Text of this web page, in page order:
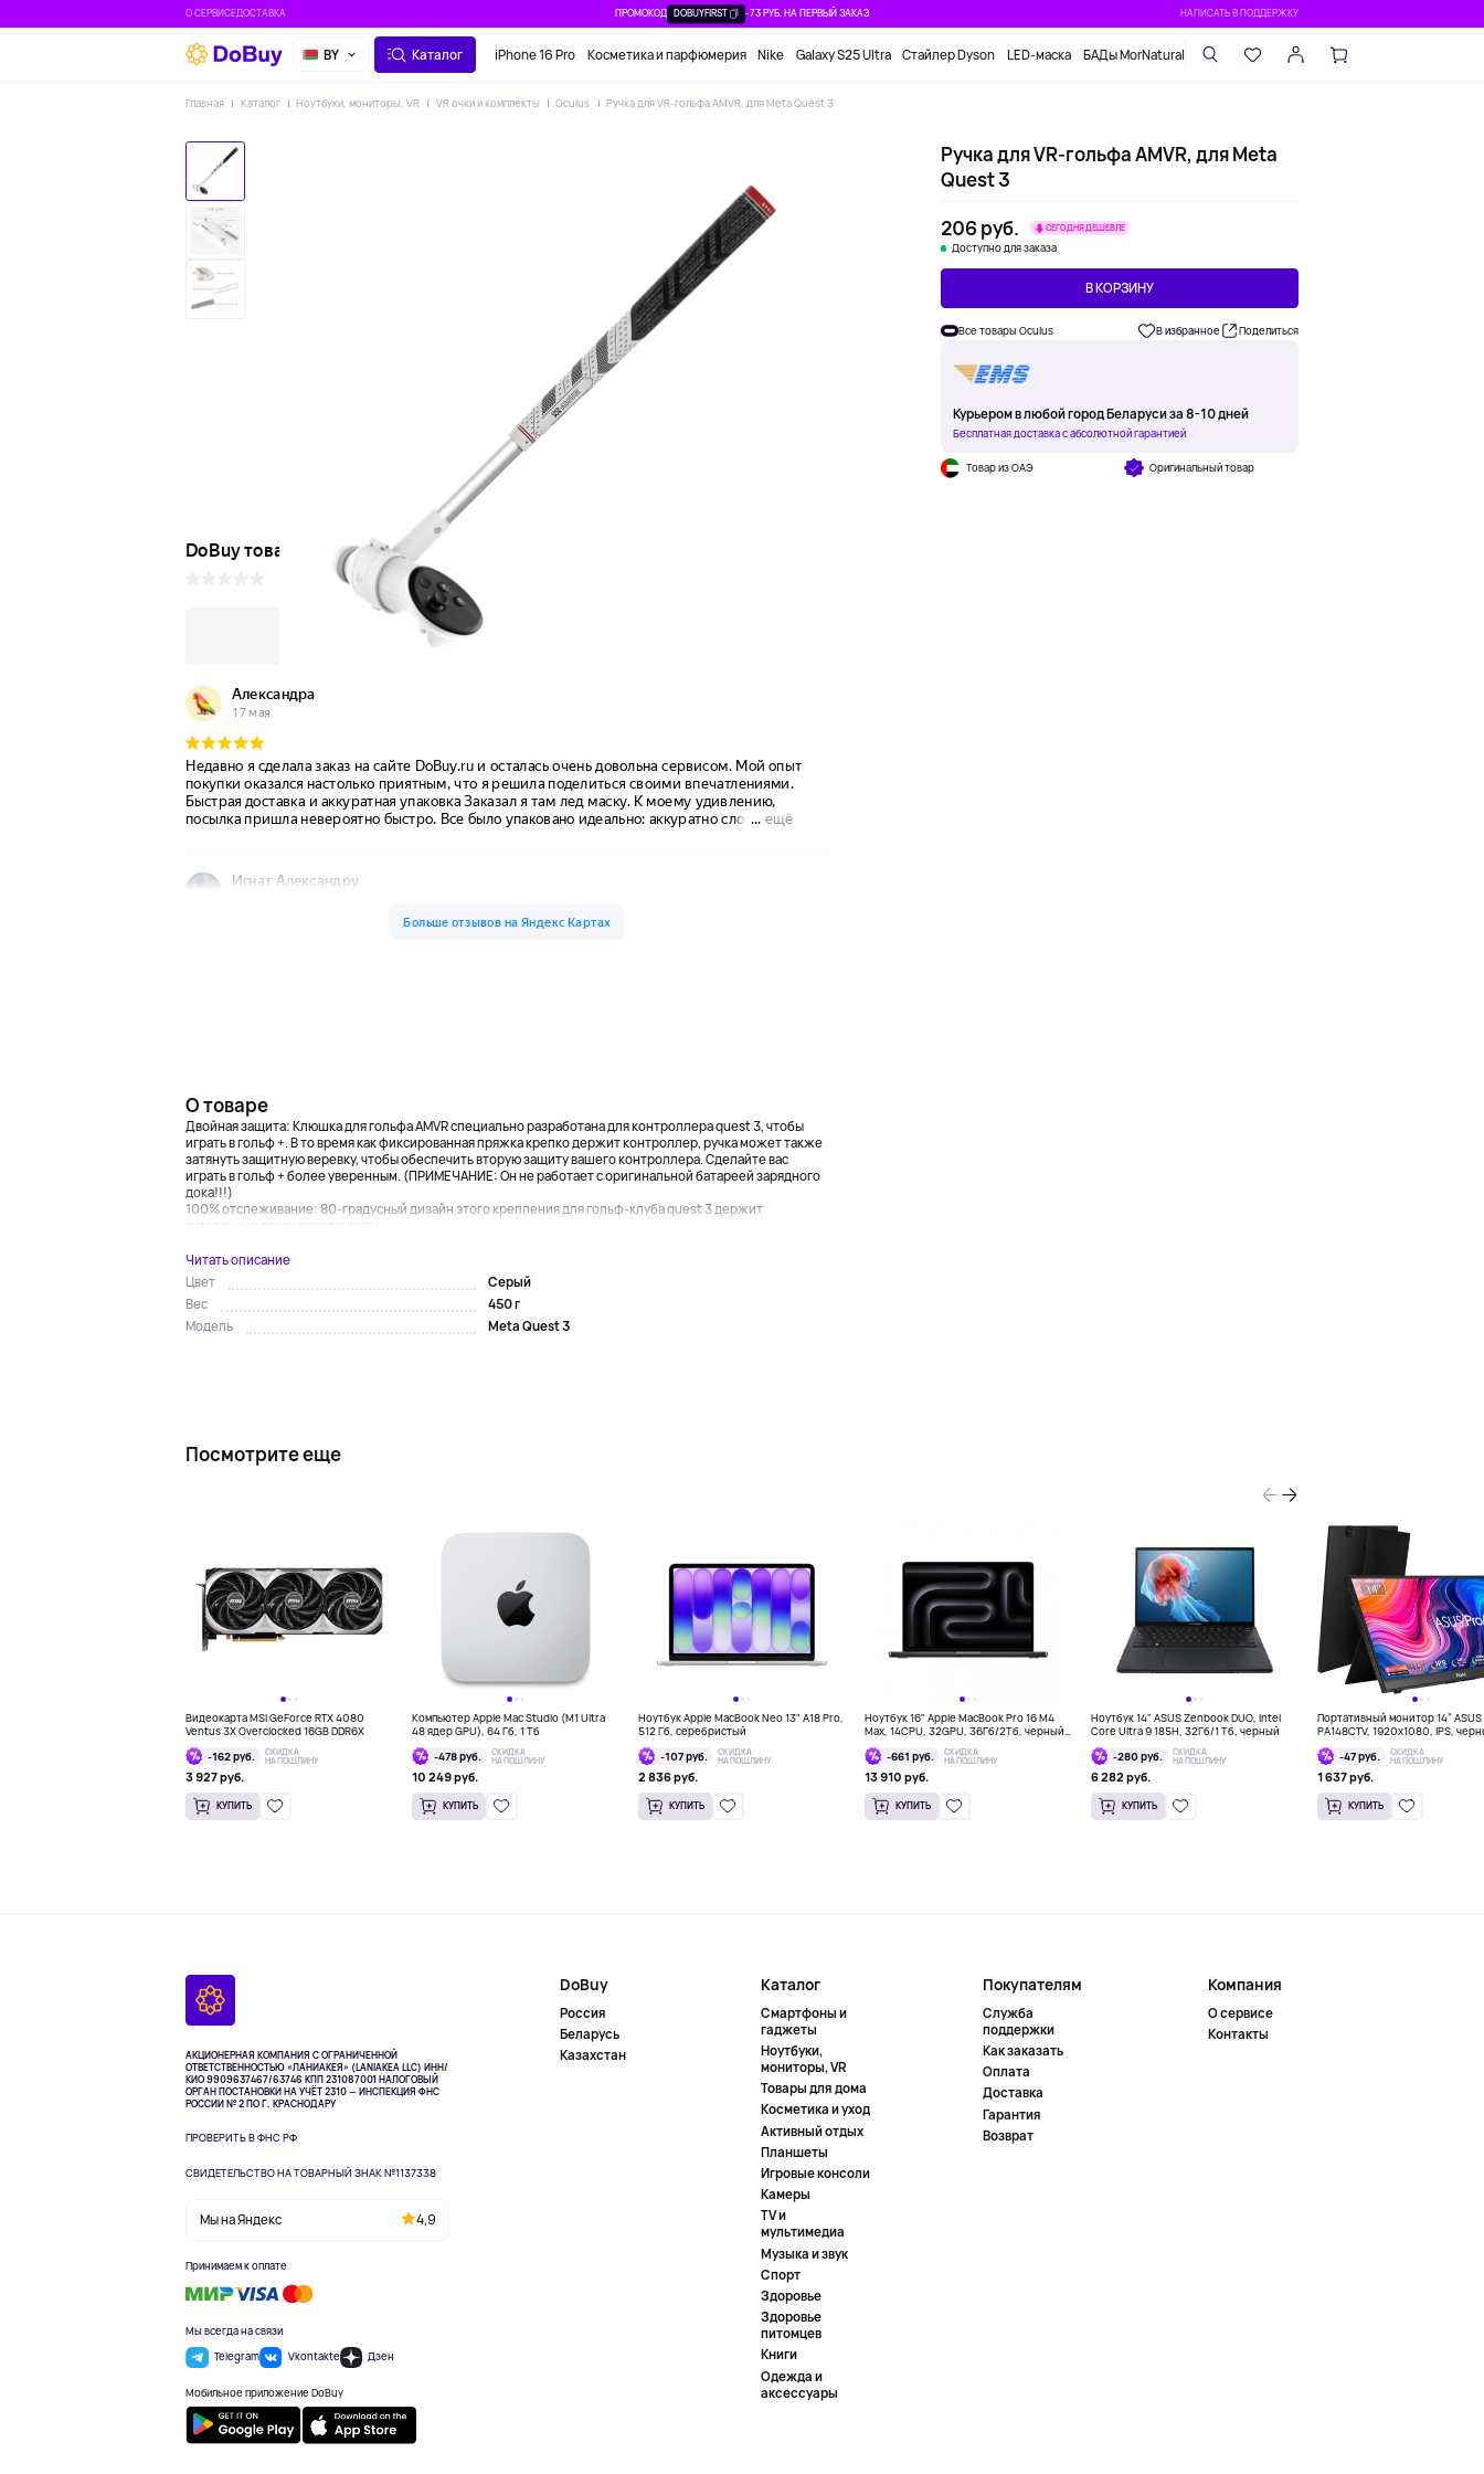
О СЕРВИСЕДОСТАВКА ПРОМОКОД DOBUYFIRST -73 РУБ. НА ПЕРВЫЙ ЗАКАЗ НАПИСАТЬ В ПОДДЕРЖКУ
BY Каталог iPhone 16 Pro Косметика и парфюмерия Nike Galaxy S25 Ultra Стайлер Dyson LED-маска БАДы MorNatural
Главная Каталог Ноутбуки, мониторы, VR VR очки и комплекты Oculus Ручка для VR-гольфа AMVR, для Meta Quest 3
Ручка для VR-гольфа AMVR, для Meta
Quest 3
206 руб.
СЕГОДНЯ ДЕШЕВЛЕ
Доступно для заказа
В КОРЗИНУ
Все товары Oculus В избранное Поделиться
Курьером в любой город Беларуси за 8-10 дней
Бесплатная доставка с абсолютной гарантией
Товар из ОАЭ Оригинальный товар
О товаре
Двойная защита: Клюшка для гольфа AMVR специально разработана для контроллера quest 3, чтобы
играть в гольф +. В то время как фиксированная пряжка крепко держит контроллер, ручка может также
затянуть защитную веревку, чтобы обеспечить вторую защиту вашего контроллера. Сделайте вас
играть в гольф + более уверенным. (ПРИМЕЧАНИЕ: Он не работает с оригинальной батареей зарядного
дока!!!)
100% отслеживание: 80-градусный дизайн этого крепления для гольф-клуба quest 3 держит
Читать описание
Цвет
Серый
Вес
450 г
Модель
Meta Quest 3
Посмотрите еще
Видеокарта MSI GeForce RTX 4080
Ventus 3X Overclocked 16GB DDR6X
-162 руб.
СКИДКА
НА ПОШЛИНУ
3 927 руб.
КУПИТЬ
Компьютер Apple Mac Studio (M1 Ultra
48 ядер GPU), 64 Гб, 1 Тб
-478 руб.
СКИДКА
НА ПОШЛИНУ
10 249 руб.
КУПИТЬ
Ноутбук Apple MacBook Neo 13" A18 Pro,
512 Гб, серебристый
-107 руб.
СКИДКА
НА ПОШЛИНУ
2 836 руб.
КУПИТЬ
Ноутбук 16" Apple MacBook Pro 16 M4
Max, 14CPU, 32GPU, 36Гб/2Тб, черный
космос
-661 руб.
СКИДКА
НА ПОШЛИНУ
13 910 руб.
КУПИТЬ
Ноутбук 14" ASUS Zenbook DUO, Intel
Core Ultra 9 185H, 32Гб/1 Тб, черный
-280 руб.
СКИДКА
НА ПОШЛИНУ
6 282 руб.
КУПИТЬ
Портативный монитор 14”
PA148CTV, 1920x1080, IPS,
-47 руб.
СКИДКА
НА ПОШЛИНУ
1 637 руб.
КУПИТЬ
АКЦИОНЕРНАЯ КОМПАНИЯ С ОГРАНИЧЕННОЙ
ОТВЕТСТВЕННОСТЬЮ «ЛАНИАКЕЯ» (LANIAKEA LLC) ИНН/
КИО 9909637467/63746 КПП 231087001НАЛОГОВЫЙ
ОРГАН ПОСТАНОВКИ НА УЧЁТ 2310 — ИНСПЕКЦИЯ ФНС
РОССИИ № 2 ПО Г. КРАСНОДАРУ
ПРОВЕРИТЬ В ФНС РФ
СВИДЕТЕЛЬСТВО НА ТОВАРНЫЙ ЗНАК №1137338
Мы на Яндекс 4,9
Принимаем к оплате
Мы всегда на связи
Telegram
Vkontakte Дзен
Мобильное приложение DoBuy
DoBuy
Россия
Беларусь
Казахстан
Каталог
Смартфоны и
гаджеты
Ноутбуки,
мониторы, VR
Товары для дома
Косметика и уход
Активный отдых
Планшеты
Игровые консоли
Камеры
TV и
мультимедиа
Музыка и звук
Спорт
Здоровье
Здоровье
питомцев
Книги
Одежда и
аксессуары
Покупателям
Служба
поддержки
Как заказать
Оплата
Доставка
Гарантия
Возврат
Компания
О сервисе
Контакты